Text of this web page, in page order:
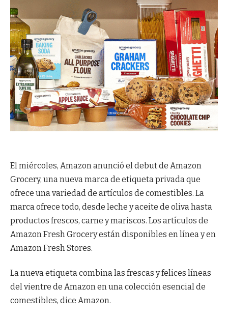
El miércoles, Amazon anunció el debut de Amazon
Grocery, una nueva marca de etiqueta privada que
ofrece una variedad de artículos de comestibles. La
marca ofrece todo, desde leche y aceite de oliva hasta
productos frescos, carne y mariscos. Los artículos de
Amazon Fresh Grocery están disponibles en línea y en
Amazon Fresh Stores.
La nueva etiqueta combina las frescas y felices líneas
del vientre de Amazon en una colección esencial de
comestibles, dice Amazon.